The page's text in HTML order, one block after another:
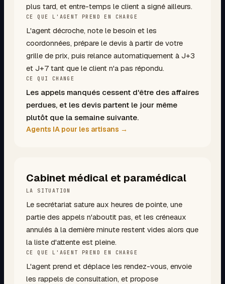
plus tard, et entre-temps le client a signé ailleurs.
CE QUE L'AGENT PREND EN CHARGE
L'agent décroche, note le besoin et les
coordonnées, prépare le devis à partir de votre
grille de prix, puis relance automatiquement à J+3
et J+7 tant que le client n'a pas répondu.
CE QUI CHANGE
Les appels manqués cessent d'être des affaires
perdues, et les devis partent le jour même
plutôt que la semaine suivante.
Agents IA pour les artisans →
Cabinet médical et paramédical
LA SITUATION
Le secrétariat sature aux heures de pointe, une
partie des appels n'aboutit pas, et les créneaux
annulés à la dernière minute restent vides alors que
la liste d'attente est pleine.
CE QUE L'AGENT PREND EN CHARGE
L'agent prend et déplace les rendez-vous, envoie
les rappels de consultation, et propose